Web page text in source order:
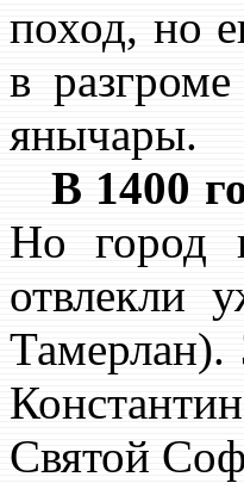
поход, но
в
янычары.
В 1400
Но город
отвлекли
Тамерлан).
Святой